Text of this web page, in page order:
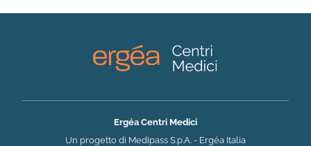
Ergéa Centri Medici
Un progetto di Medipass S.p.A. - Ergéa Italia